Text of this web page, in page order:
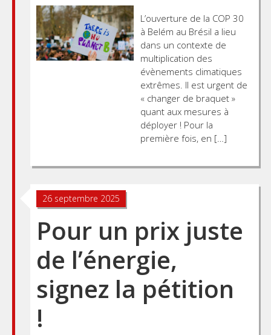
L’ouverture de la COP 30
à Belém au Brésil a lieu
dans un contexte de
multiplication des
évènements climatiques
extrêmes. Il est urgent de
« changer de braquet »
quant aux mesures à
déployer ! Pour la
première fois, en […]
26 septembre 2025
Pour un prix juste
de l’énergie,
signez la pétition
!